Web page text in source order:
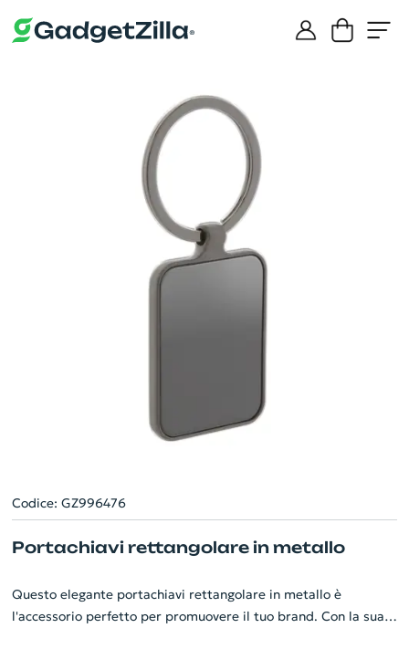
Codice: GZ996476
Portachiavi rettangolare in metallo
Questo elegante portachiavi rettangolare in metallo è
l'accessorio perfetto per promuovere il tuo brand. Con la sua